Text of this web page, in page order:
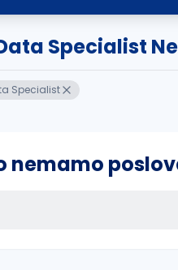
Specialist
Specialist
nemamo